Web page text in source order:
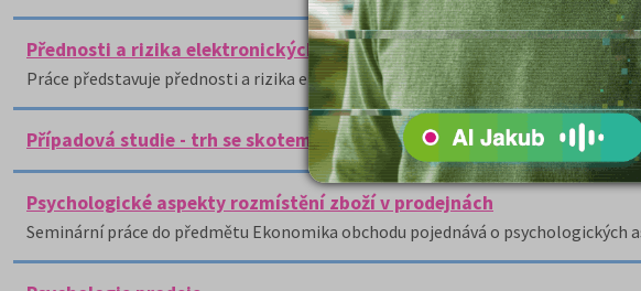
Přednosti a rizika elektronických obchodních domů
Práce představuje přednosti a rizika elektronických obchodních domů.
Případová studie - trh se skotem a hovězím masem
Psychologické aspekty rozmístění zboží v prodejnách
Seminární práce do předmětu Ekonomika obchodu pojednává o